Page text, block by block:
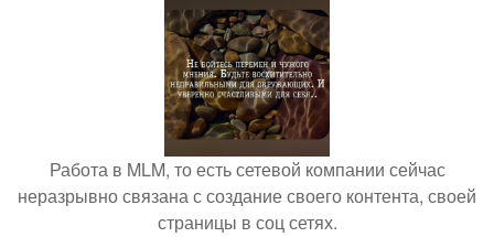
Работа в MLM, то есть сетевой компании сейчас
неразрывно связана с создание своего контента, своей
страницы в соц сетях.